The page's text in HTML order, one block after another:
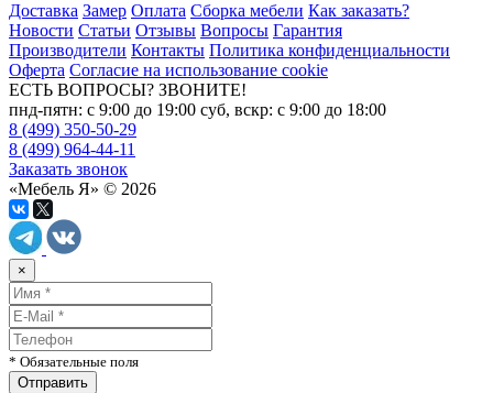
Доставка Замер Оплата Сборка мебели Как заказать?
Новости Статьи Отзывы Вопросы Гарантия
Производители Контакты Политика конфиденциальности
Оферта Согласие на использование cookie
ЕСТЬ ВОПРОСЫ? ЗВОНИТЕ!
пнд-пятн: с 9:00 до 19:00 суб, вскр: с 9:00 до 18:00
8 (499) 350-50-29
8 (499) 964-44-11
Заказать звонок
«Мебель Я» © 2026
×
* Обязательные поля